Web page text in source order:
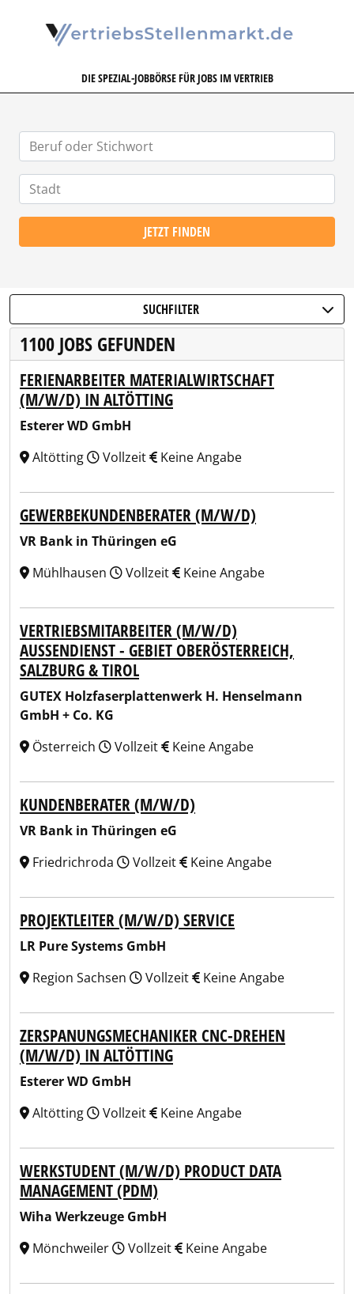
DIE SPEZIAL-JOBBÖRSE FÜR JOBS IM VERTRIEB
JETZT FINDEN
SUCHFILTER
1100 JOBS GEFUNDEN
FERIENARBEITER MATERIALWIRTSCHAFT
(M/W/D) IN ALTÖTTING
Esterer WD GmbH
Altötting
Vollzeit Keine Angabe
GEWERBEKUNDENBERATER (M/W/D)
VR Bank in Thüringen eG
Mühlhausen
Vollzeit Keine Angabe
VERTRIEBSMITARBEITER (M/W/D)
AUSSENDIENST - GEBIET OBERÖSTERREICH, S
ALZBURG & TIROL
GUTEX Holzfaserplattenwerk H. Henselmann
GmbH + Co. KG
Österreich
Vollzeit Keine Angabe
KUNDENBERATER (M/W/D)
VR Bank in Thüringen eG
Friedrichroda
Vollzeit Keine Angabe
PROJEKTLEITER (M/W/D) SERVICE
LR Pure Systems GmbH
Region Sachsen
Vollzeit Keine Angabe
ZERSPANUNGSMECHANIKER CNC-DREHEN
(M/W/D) IN ALTÖTTING
Esterer WD GmbH
Altötting
Vollzeit Keine Angabe
WERKSTUDENT (M/W/D) PRODUCT DATA
MANAGEMENT (PDM)
Wiha Werkzeuge GmbH
Mönchweiler
Vollzeit Keine Angabe